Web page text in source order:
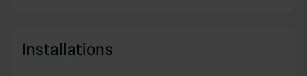
Installations